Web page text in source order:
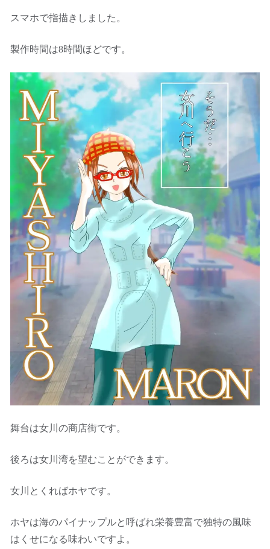
スマホで指描きしました。
製作時間は8時間ほどです。
舞台は女川の商店街です。
後ろは女川湾を望むことができます。
女川とくればホヤです。
ホヤは海のパイナップルと呼ばれ栄養豊富で独特の風味
はくせになる味わいですよ。